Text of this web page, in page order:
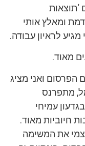
‘תוצאות
ומאלץ אותי
לראיון עבודה.
מאוד.
הפרסום ואני מציג
מתפרנס
עמיחי
חיוביות מאוד.
את המשימה